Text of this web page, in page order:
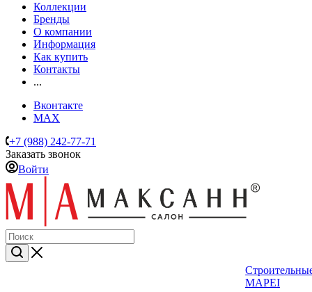
Коллекции
Бренды
О компании
Информация
Как купить
Контакты
...
Вконтакте
MAX
+7 (988) 242-77-71
Заказать звонок
Войти
MAPEI